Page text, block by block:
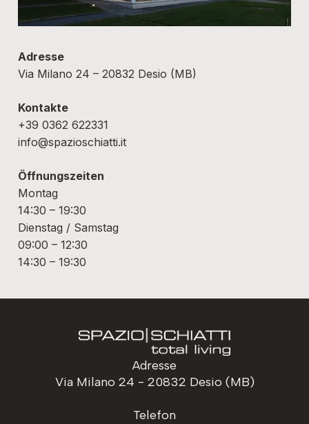
Adresse
Via Milano 24 – 20832 Desio (MB)
Kontakte
+39 0362 622331
info@spazioschiatti.it
Öffnungszeiten
Montag
14:30 – 19:30
Dienstag / Samstag
09:00 – 12:30
14:30 – 19:30
Adresse
Via Milano 24 - 20832 Desio (MB)
Telefon